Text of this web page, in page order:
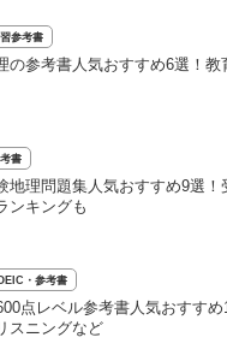
参考書
の参考書人気おすすめ6選！教
書
地理問題集人気おすすめ9選！
ンキングも
・参考書
点レベル参考書人気おすすめ
スニングなど